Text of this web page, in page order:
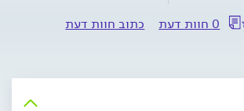
0 חוות דעת כתוב חוות דעת